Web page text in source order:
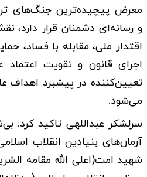
معرض پیچیده‌ترین جنگ‌های
و رسانه‌ای دشمنان قرار دارد،
اقتدار ملی، مقابله با فساد،
اجرای قانون و تقویت
تعیین‌کننده در پیشبرد اهداف
می‌شود.
سرلشکر عبداللهی تاکید کرد:
آرمان‌های بنیادین انقلاب
شهید امت(اعلی الله مقامه